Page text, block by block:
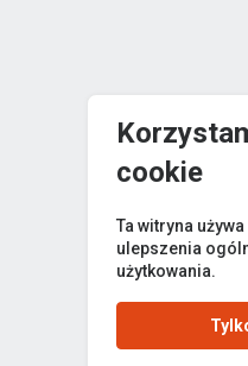
cookie
Ta witryna
ulepszenia
użytkowania.